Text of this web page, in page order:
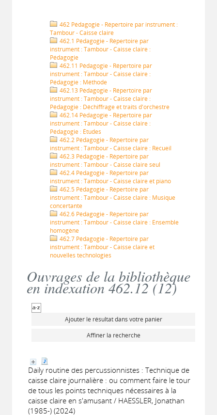
462 Pédagogie - Répertoire par instrument :
Tambour - Caisse claire
462.1 Pédagogie - Répertoire par
instrument : Tambour - Caisse claire :
Pédagogie
462.11 Pédagogie - Répertoire par
instrument : Tambour - Caisse claire :
Pédagogie : Méthode
462.13 Pédagogie - Répertoire par
instrument : Tambour - Caisse claire :
Pédagogie : Déchiffrage et traits d'orchestre
462.14 Pédagogie - Répertoire par
instrument : Tambour - Caisse claire :
Pédagogie : Études
462.2 Pédagogie - Répertoire par
instrument : Tambour - Caisse claire : Recueil
462.3 Pédagogie - Répertoire par
instrument : Tambour - Caisse claire seul
462.4 Pédagogie - Répertoire par
instrument : Tambour - Caisse claire et piano
462.5 Pédagogie - Répertoire par
instrument : Tambour - Caisse claire : Musique
concertante
462.6 Pédagogie - Répertoire par
instrument : Tambour - Caisse claire : Ensemble
homogène
462.7 Pédagogie - Répertoire par
instrument : Tambour - Caisse claire et
nouvelles technologies
Ouvrages de la bibliothèque
en indexation 462.12 (12)
Ajouter le résultat dans votre panier
Affiner la recherche
Daily routine des percussionnistes : Technique de
caisse claire journalière : ou comment faire le tour
de tous les points techniques nécessaires à la
caisse claire en s'amusant / HAESSLER, Jonathan
(1985-) (2024)